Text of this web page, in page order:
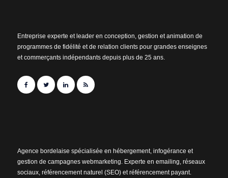
Entreprise experte et leader en conception, gestion et animation de
programmes de fidélité et de relation clients pour grandes enseignes
et commerçants indépendants depuis plus de 25 ans.
Agence bordelaise spécialisée en hébergement, infogérance et
gestion de campagnes webmarketing. Experte en emailing, réseaux
sociaux, référencement naturel (SEO) et référencement payant.